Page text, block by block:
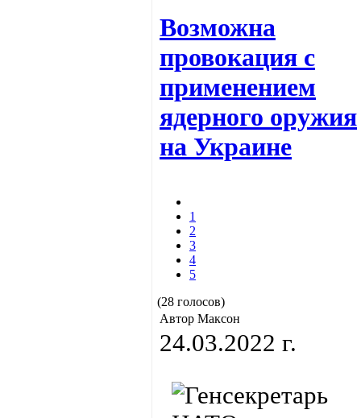
Возможна
провокация с
применением
ядерного оружия
на Украине
1
2
3
4
5
(28 голосов)
Автор Максон
24.03.2022 г.